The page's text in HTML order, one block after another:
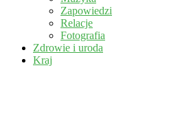
Zapowiedzi
Relacje
Fotografia
Zdrowie i uroda
Kraj